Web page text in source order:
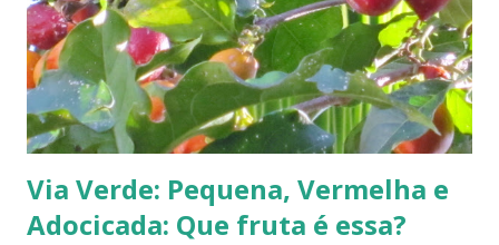
Via Verde: Pequena, Vermelha e
Adocicada: Que fruta é essa?